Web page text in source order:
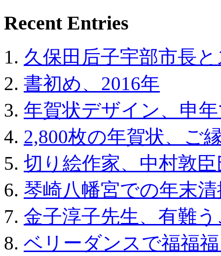
Recent Entries
久保田后子宇部市長
書初め、2016年
年賀状デザイン、申
2,800枚の年賀状、ご
切り絵作家、中村敦臣
琴崎八幡宮での年末
金子淳子先生、有難
ベリーダンスで福福